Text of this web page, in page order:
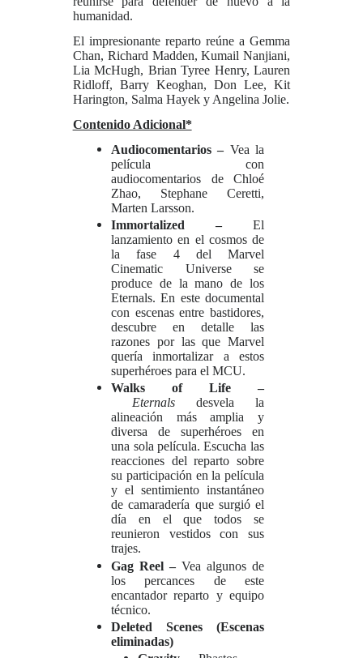
humanidad.
El impresionante reparto reúne a Gemma
Chan, Richard Madden, Kumail Nanjiani,
Lia McHugh, Brian Tyree Henry, Lauren
Ridloff, Barry Keoghan, Don Lee, Kit
Harington, Salma Hayek y Angelina Jolie.
Contenido Adicional*
Audiocomentarios –Vea la
película con
audiocomentarios de Chloé
Zhao, Stephane Ceretti,
Marten Larsson.
Immortalized –El
lanzamiento en el cosmos de
la fase 4 del Marvel
Cinematic Universe se
produce de la mano de los
Eternals. En este documental
con escenas entre bastidores,
descubre en detalle las
razones por las que Marvel
quería inmortalizar a estos
superhéroes para el MCU.
Walks of Life –
Eternals desvela la
alineación más amplia y
diversa de superhéroes en
una sola película. Escucha las
reacciones del reparto sobre
su participación en la película
y el sentimiento instantáneo
de camaradería que surgió el
día en el que todos se
reunieron vestidos con sus
trajes.
Gag Reel – Vea algunos de
los percances de este
encantador reparto y equipo
técnico.
Deleted Scenes (Escenas
eliminadas)